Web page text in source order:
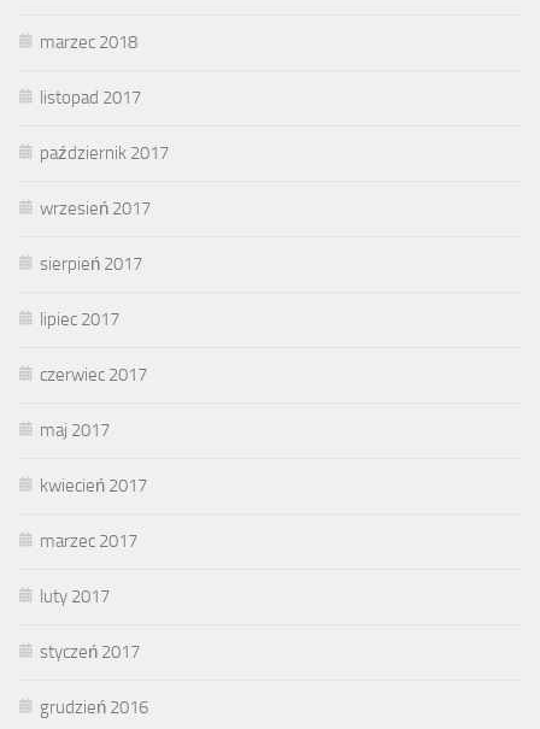
marzec 2018
listopad 2017
październik 2017
wrzesień 2017
sierpień 2017
lipiec 2017
czerwiec 2017
maj 2017
kwiecień 2017
marzec 2017
luty 2017
styczeń 2017
grudzień 2016